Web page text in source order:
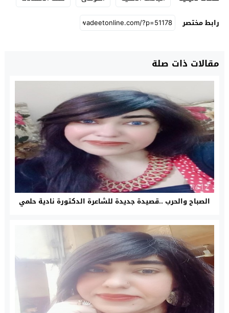
رابط مختصر
مقالات ذات صلة
الصباح والحرب ..قصيدة جديدة للشاعرة الدكتورة نادية حلمي